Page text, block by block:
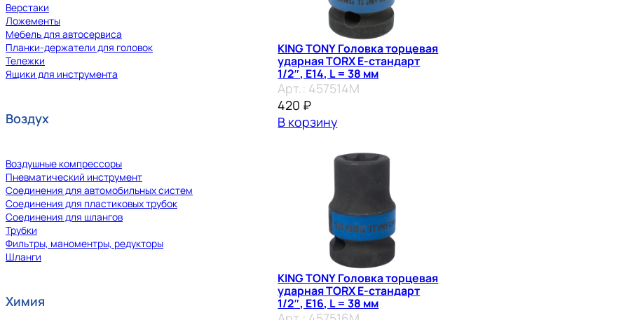
Верстаки
Ложементы
Мебель для автосервиса
Планки-держатели для головок
Тележки
Ящики для инструмента
Воздух
Воздушные компрессоры
Пневматический инструмент
Соединения для автомобильных систем
Соединения для пластиковых трубок
Соединения для шлангов
Трубки
Фильтры, маноментры, редукторы
Шланги
Химия
KING TONY Головка торцевая
ударная TORX Е-стандарт
1/2″, E14, L = 38 мм
Арт.: 457514M
420 ₽
В корзину
KING TONY Головка торцевая
ударная TORX Е-стандарт
1/2″, E16, L = 38 мм